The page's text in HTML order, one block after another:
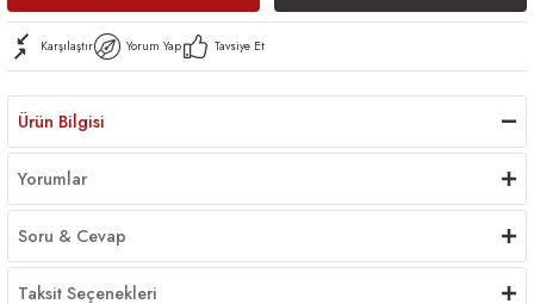
Karşılaştır Yorum Yap Tavsiye Et
Ürün Bilgisi
Yorumlar
Soru & Cevap
Taksit Seçenekleri